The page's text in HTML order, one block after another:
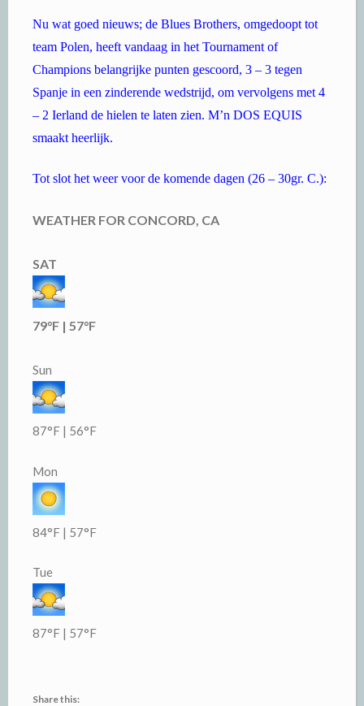
Nu wat goed nieuws; de Blues Brothers, omgedoopt tot
team Polen, heeft vandaag in het Tournament of
Champions belangrijke punten gescoord, 3 – 3 tegen
Spanje in een zinderende wedstrijd, om vervolgens met 4
– 2 Ierland de hielen te laten zien. M’n DOS EQUIS
smaakt heerlijk.
Tot slot het weer voor de komende dagen (26 – 30gr. C.):
WEATHER FOR CONCORD, CA
SAT
79°F | 57°F
Sun
87°F | 56°F
Mon
84°F | 57°F
Tue
87°F | 57°F
Share this: